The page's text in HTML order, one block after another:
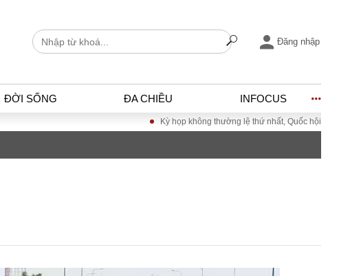
Đăng nhập
ĐỜI SỐNG ĐA CHIỀU INFOCUS
Giao thông – Đô thị
Kỳ họp không thường lệ thứ nhất, Quốc hội khóa XVI